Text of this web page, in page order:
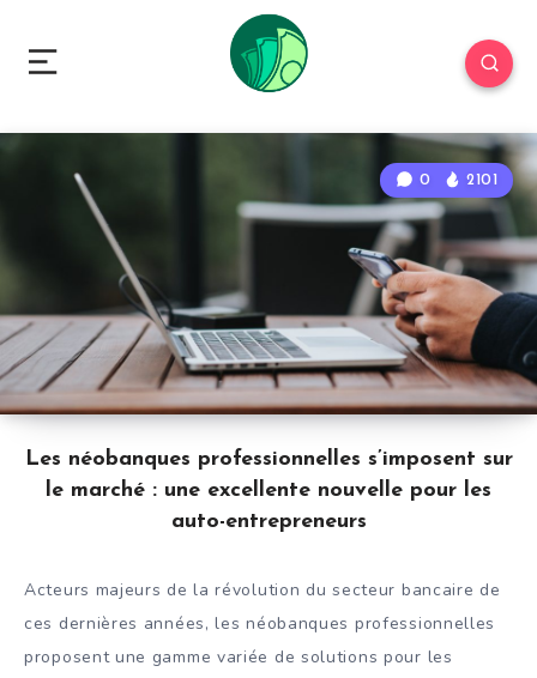
Les néobanques professionnelles s’imposent sur
le marché : une excellente nouvelle pour les
auto-entrepreneurs
0 2101
Acteurs majeurs de la révolution du secteur bancaire de
ces dernières années, les néobanques professionnelles
proposent une gamme variée de solutions pour les